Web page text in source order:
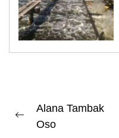
Post
navigation
Previous
Alana Tambak
Oso